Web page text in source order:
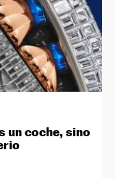
un coche, sino